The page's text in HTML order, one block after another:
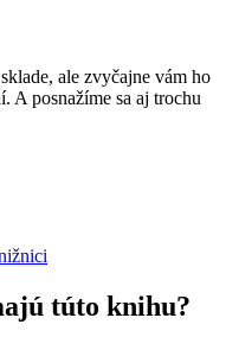
ale zvyčajne vám ho
A posnažíme sa aj trochu
túto knihu?